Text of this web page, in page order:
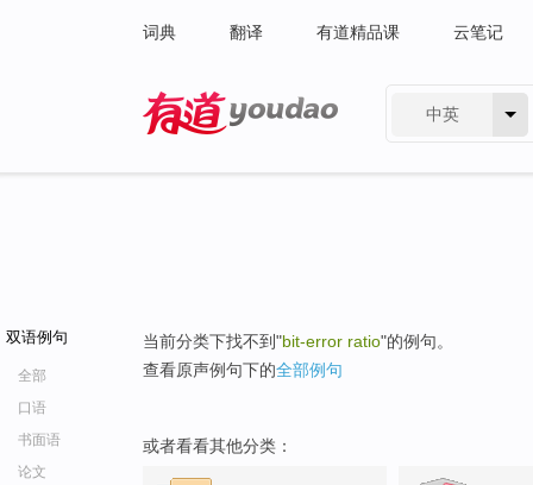
词典 翻译 有道精品课 云笔记
中英
双语例句
全部
口语
书面语
论文
当前分类下找不到"bit-error ratio"的例句。
查看原声例句下的全部例句
或者看看其他分类：